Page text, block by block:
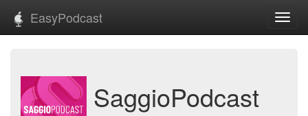
EasyPodcast
SaggioPodcast